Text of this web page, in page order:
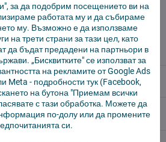
над 55 EUR.
за да подобрим посещението ви на
работата му и да събираме
му. Възможно е да използваме
на трети страни за тази цел, като
да бъдат предадени на партньори в
„Бисквитките" се използват за
на рекламите от Google Ads
Meta - подробности тук(Facebook,
на бутона "Приемам всички
с тази обработка. Можете да
по-долу или да промените
си.